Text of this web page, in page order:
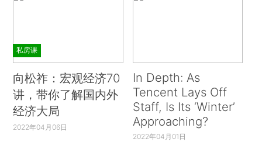
私房课
向松祚：宏观经济70
讲，带你了解国内外
经济大局
2022年04月06日
In Depth: As
Tencent Lays Off
Staff, Is Its ‘Winter’
Approaching?
2022年04月01日